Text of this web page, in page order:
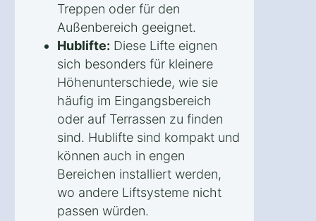
Treppen oder für den
Außenbereich geeignet.
Hublifte: Diese Lifte eignen
sich besonders für kleinere
Höhenunterschiede, wie sie
häufig im Eingangsbereich
oder auf Terrassen zu finden
sind. Hublifte sind kompakt und
können auch in engen
Bereichen installiert werden,
wo andere Liftsysteme nicht
passen würden.